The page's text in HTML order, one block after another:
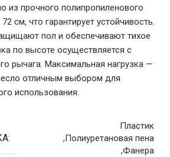
из прочного полипропиленового
см, что гарантирует устойчивость.
пол и обеспечивают тихое
по высоте осуществляется с
рычага. Максимальная нагрузка —
отличным выбором для
использования.
Пластик
,Полиуретановая пена
,Фанера